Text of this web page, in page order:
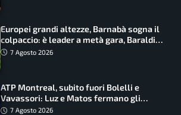
Europei grandi altezze, Barnabà sogna il
colpaccio: è leader a metà gara, Baraldi
ancora in corsa
7 Agosto 2026
ATP Montreal, subito fuori Bolelli e
Vavassori: Luz e Matos fermano gli
azzurri
7 Agosto 2026